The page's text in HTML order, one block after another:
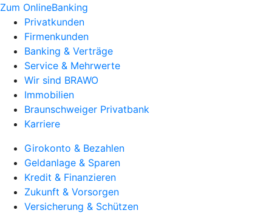
Zum OnlineBanking
Privatkunden
Firmenkunden
Banking & Verträge
Service & Mehrwerte
Wir sind BRAWO
Immobilien
Braunschweiger Privatbank
Karriere
Girokonto & Bezahlen
Geldanlage & Sparen
Kredit & Finanzieren
Zukunft & Vorsorgen
Versicherung & Schützen